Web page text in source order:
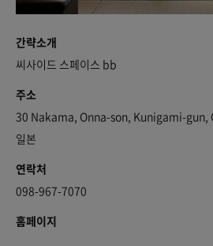
간략소개
씨사이드 스페이스 bb
주소
30 Nakama, Onna-son, Kunigami-
일본
연락처
098-967-7070
홈페이지